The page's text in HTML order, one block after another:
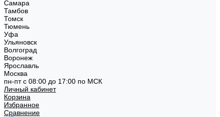
Самара
Тамбов
Томск
Тюмень
Уфа
Ульяновск
Волгоград
Воронеж
Ярославль
Москва
пн-пт с 08:00 до 17:00 по МСК
Личный кабинет
Корзина
Избранное
Сравнение